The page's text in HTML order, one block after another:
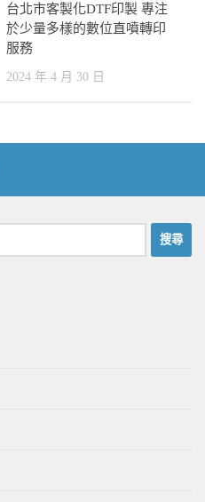
台北市客製化DTF印製 專注
於少量多樣的數位直噴轉印
服務
2024 年 4 月 30 日